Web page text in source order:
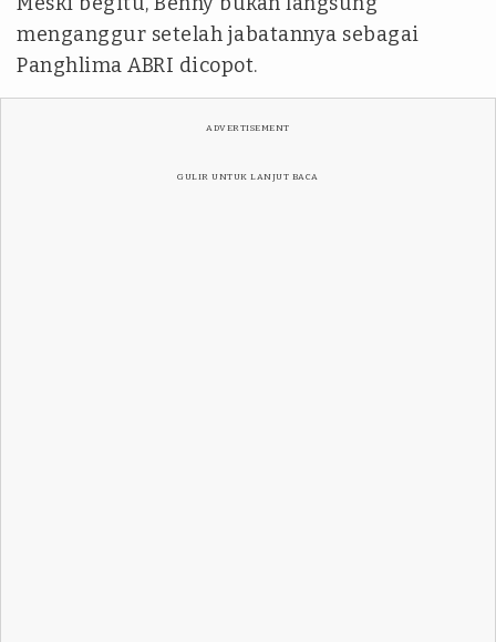
menganggur setelah jabatannya sebagai
Panghlima ABRI dicopot.
ADVERTISEMENT
GULIR UNTUK LANJUT BACA